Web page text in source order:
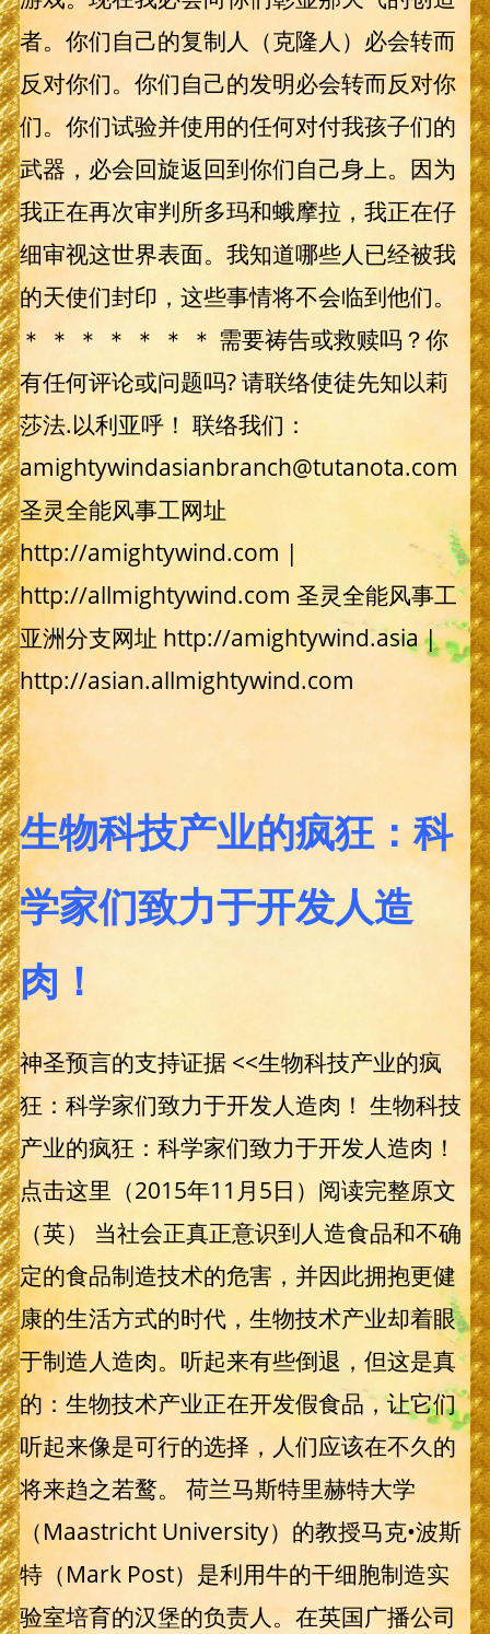
者。你们自己的复制人（克隆人）必会转而
反对你们。你们自己的发明必会转而反对你
们。你们试验并使用的任何对付我孩子们的
武器，必会回旋返回到你们自己身上。因为
我正在再次审判所多玛和蛾摩拉，我正在仔
细审视这世界表面。我知道哪些人已经被我
的天使们封印，这些事情将不会临到他们。
＊ ＊ ＊ ＊ ＊ ＊ ＊ 需要祷告或救赎吗？你
有任何评论或问题吗? 请联络使徒先知以莉
莎法.以利亚呼！ 联络我们：
amightywindasianbranch@tutanota.com
圣灵全能风事工网址
http://amightywind.com |
http://allmightywind.com 圣灵全能风事工
亚洲分支网址 http://amightywind.asia |
http://asian.allmightywind.com
生物科技产业的疯狂：科
学家们致力于开发人造
肉！
神圣预言的支持证据 <<生物科技产业的疯
狂：科学家们致力于开发人造肉！ 生物科技
产业的疯狂：科学家们致力于开发人造肉！
点击这里（2015年11月5日）阅读完整原文
（英） 当社会正真正意识到人造食品和不确
定的食品制造技术的危害，并因此拥抱更健
康的生活方式的时代，生物技术产业却着眼
于制造人造肉。听起来有些倒退，但这是真
的：生物技术产业正在开发假食品，让它们
听起来像是可行的选择，人们应该在不久的
将来趋之若鹜。 荷兰马斯特里赫特大学
（Maastricht University）的教授马克•波斯
特（Mark Post）是利用牛的干细胞制造实
验室培育的汉堡的负责人。在英国广播公司